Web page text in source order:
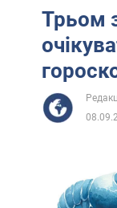
Трьом